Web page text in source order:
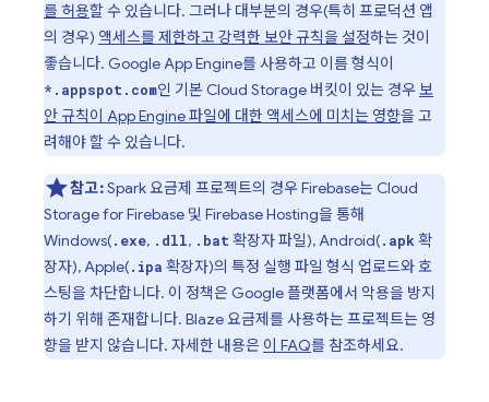
를 허용할 수 있습니다. 그러나 대부분의 경우(특히 프로덕션 앱
의 경우) 액세스를 제한하고 강력한 보안 규칙을 설정하는 것이
좋습니다. GoogleApp Engine를 사용하고 이름 형식이
*.appspot.com인 기본 Cloud Storage 버킷이 있는 경우보
안 규칙이 App Engine파일에 대한 액세스에 미치는 영향을 고
려해야 할 수 있습니다.
참고:Spark 요금제 프로젝트의 경우 Firebase는 Cloud
Storage for Firebase 및 Firebase Hosting을 통해
Windows(.exe, .dll, .bat 확장자 파일), Android(.apk 확
장자), Apple(.ipa 확장자)의 특정 실행 파일 형식 업로드와 호
스팅을 차단합니다. 이 정책은 Google 플랫폼에서 악용을 방지
하기 위해 존재합니다. Blaze 요금제를 사용하는 프로젝트는 영
향을 받지 않습니다. 자세한 내용은 이 FAQ를 참조하세요.